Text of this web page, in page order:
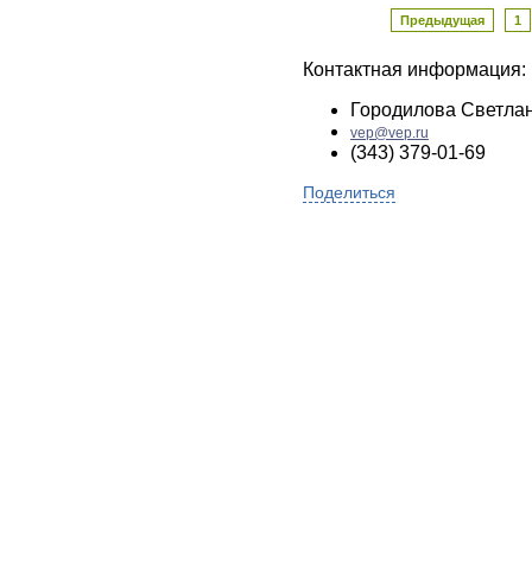
Предыдущая 1
Контактная информация:
Городилова
vep@vep.ru
(343) 379-01-69
Поделиться